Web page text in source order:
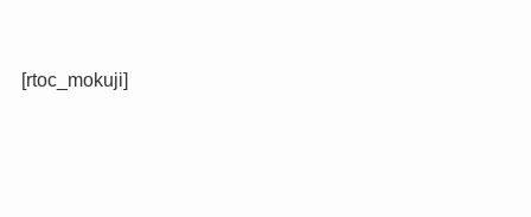
[rtoc_mokuji]